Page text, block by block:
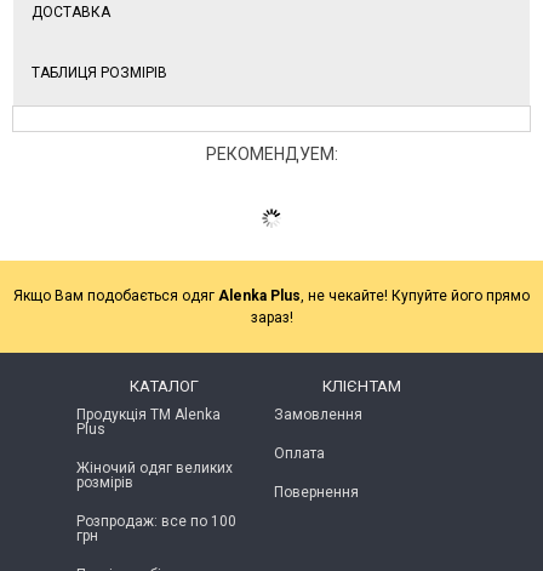
ДОСТАВКА
ТАБЛИЦЯ РОЗМІРІВ
РЕКОМЕНДУЕМ:
Якщо Вам подобається одяг Alenka Plus, не чекайте! Купуйте його прямо
зараз!
КАТАЛОГ
Продукція ТМ Alenka
Plus
Жіночий одяг великих
розмірів
Розпродаж: все по 100
грн
КЛІЄНТАМ
Замовлення
Оплата
Повернення